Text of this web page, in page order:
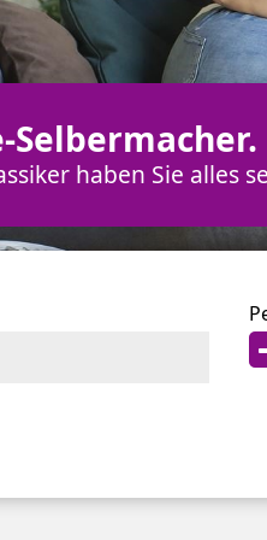
Selbermacher.
haben Sie alles
Orientierung empfehlen